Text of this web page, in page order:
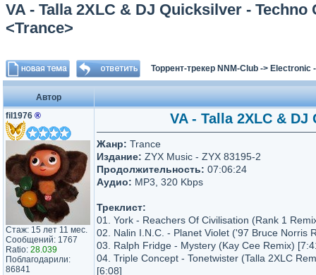
VA - Talla 2XLC & DJ Quicksilver -
<Trance>
Торрент-трекер NNM-Club -> Electronic
Автор
fil1976 ®
Стаж: 15 лет 11 мес.
Сообщений: 1767
Ratio: 28.039
Поблагодарили:
86841
VA - Talla 2XLC &
Жанр: Trance
Издание: ZYX Music - ZYX 83195-2
Продолжительность: 07:06:24
Аудио: MP3, 320 Kbps
Треклист:
01. York - Reachers Of Civilisation (Rank 1
02. Nalin I.N.C. - Planet Violet ('97 Bruce Norris
03. Ralph Fridge - Mystery (Kay Cee Remix)
04. Triple Concept - Tonetwister (Talla 2XLC
[6:08]